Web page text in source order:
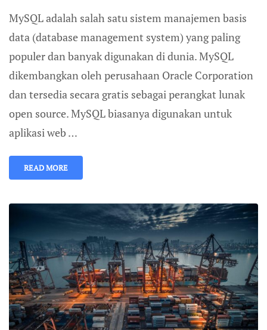
MySQL adalah salah satu sistem manajemen basis
data (database management system) yang paling
populer dan banyak digunakan di dunia. MySQL
dikembangkan oleh perusahaan Oracle Corporation
dan tersedia secara gratis sebagai perangkat lunak
open source. MySQL biasanya digunakan untuk
aplikasi web …
READ MORE